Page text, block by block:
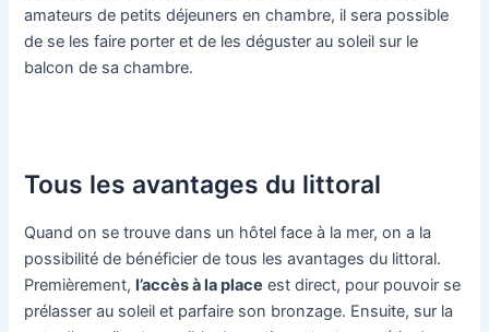
amateurs de petits déjeuners en chambre, il sera possible
de se les faire porter et de les déguster au soleil sur le
balcon de sa chambre.
Tous les avantages du littoral
Quand on se trouve dans un hôtel face à la mer, on a la
possibilité de bénéficier de tous les avantages du littoral.
Premièrement,l’accès à la place est direct, pour pouvoir se
prélasser au soleil et parfaire son bronzage. Ensuite, sur la